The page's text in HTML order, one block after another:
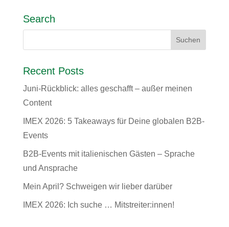
Search
Recent Posts
Juni-Rückblick: alles geschafft – außer meinen
Content
IMEX 2026: 5 Takeaways für Deine globalen B2B-
Events
B2B-Events mit italienischen Gästen – Sprache
und Ansprache
Mein April? Schweigen wir lieber darüber
IMEX 2026: Ich suche … Mitstreiter:innen!